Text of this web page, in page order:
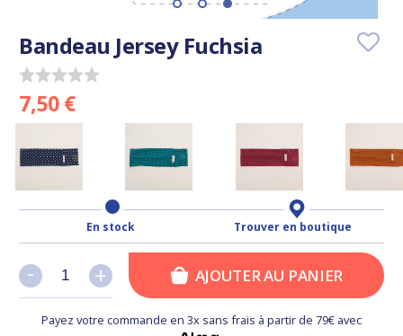
Bandeau Jersey Fuchsia
7,50 €
En stock Trouver en boutique
+
- +
- AJOUTER AU PANIER
Payez votre commande en 3x sans frais à partir de 79€ avec